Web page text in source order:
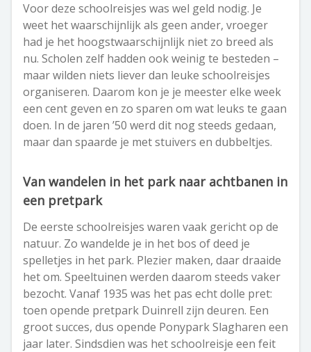
Voor deze schoolreisjes was wel geld nodig. Je
weet het waarschijnlijk als geen ander, vroeger
had je het hoogstwaarschijnlijk niet zo breed als
nu. Scholen zelf hadden ook weinig te besteden –
maar wilden niets liever dan leuke schoolreisjes
organiseren. Daarom kon je je meester elke week
een cent geven en zo sparen om wat leuks te gaan
doen. In de jaren ’50 werd dit nog steeds gedaan,
maar dan spaarde je met stuivers en dubbeltjes.
Van wandelen in het park naar achtbanen in
een pretpark
De eerste schoolreisjes waren vaak gericht op de
natuur. Zo wandelde je in het bos of deed je
spelletjes in het park. Plezier maken, daar draaide
het om. Speeltuinen werden daarom steeds vaker
bezocht. Vanaf 1935 was het pas echt dolle pret:
toen opende pretpark Duinrell zijn deuren. Een
groot succes, dus opende Ponypark Slagharen een
jaar later. Sindsdien was het schoolreisje een feit